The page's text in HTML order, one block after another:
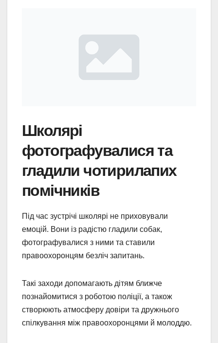
Школярі
фотографувалися та
гладили чотирилапих
помічників
Під час зустрічі школярі не приховували
емоцій. Вони із радістю гладили собак,
фотографувалися з ними та ставили
правоохоронцям безліч запитань.
Такі заходи допомагають дітям ближче
познайомитися з роботою поліції, а також
створюють атмосферу довіри та дружнього
спілкування між правоохоронцями й молоддю.